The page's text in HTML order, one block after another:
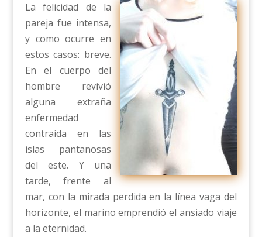
La felicidad de la
pareja fue intensa,
y como ocurre en
estos casos: breve.
En el cuerpo del
hombre revivió
alguna extraña
enfermedad
contraída en las
islas pantanosas
del este. Y una
tarde, frente al
mar, con la mirada perdida en la línea vaga del
horizonte, el marino emprendió el ansiado viaje
a la eternidad.